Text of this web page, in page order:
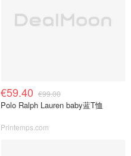
€59.40 €99.00
Polo Ralph Lauren baby蓝T恤
Printemps.com